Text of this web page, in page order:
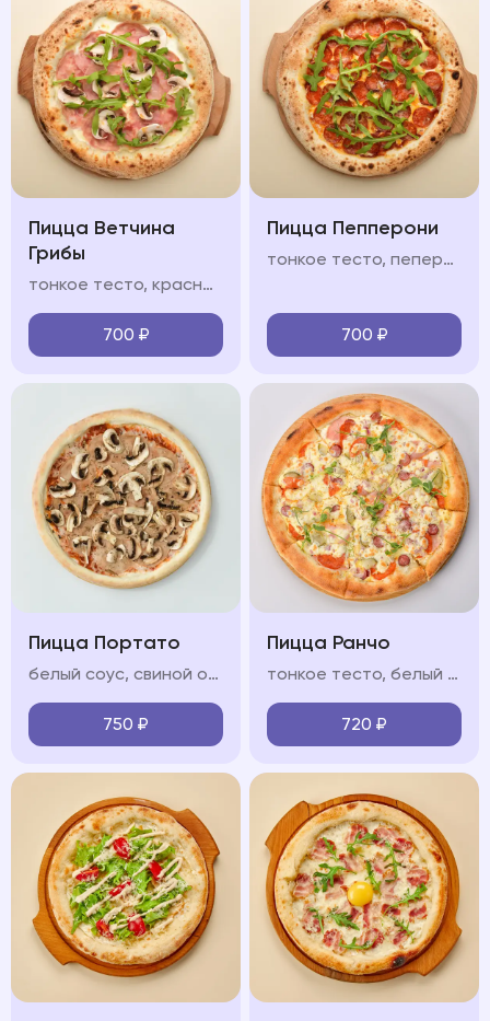
Пицца Ветчина
Грибы
тонкое тесто, красный/белый соус, ветчина, шампиньоны, моцарелла, руккола, пармезан
700 ₽
Пицца Пепперони
тонкое тесто, пеперони, салями, соус из томатов, моцарелла, руккола, пармезан
700 ₽
Пицца Портато
белый соус, свиной окорок, охотничьи колбаски, бекон сырокопчёный, моцарелла, красный лук, соус барбекю
750 ₽
Пицца Ранчо
тонкое тесто, белый соус, ветчина, охотничьи колбаски, салями, моцарелла, красный лук, яйцо
720 ₽